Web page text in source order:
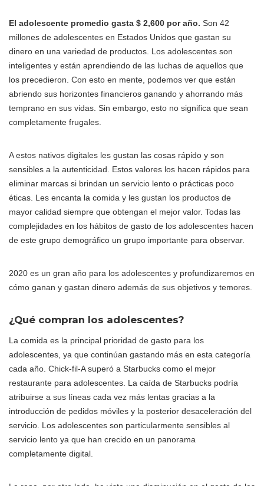
El adolescente promedio gasta $ 2,600 por año. Son 42
millones de adolescentes en Estados Unidos que gastan su
dinero en una variedad de productos. Los adolescentes son
inteligentes y están aprendiendo de las luchas de aquellos que
los precedieron. Con esto en mente, podemos ver que están
abriendo sus horizontes financieros ganando y ahorrando más
temprano en sus vidas. Sin embargo, esto no significa que sean
completamente frugales.
A estos nativos digitales les gustan las cosas rápido y son
sensibles a la autenticidad. Estos valores los hacen rápidos para
eliminar marcas si brindan un servicio lento o prácticas poco
éticas. Les encanta la comida y les gustan los productos de
mayor calidad siempre que obtengan el mejor valor. Todas las
complejidades en los hábitos de gasto de los adolescentes hacen
de este grupo demográfico un grupo importante para observar.
2020 es un gran año para los adolescentes y profundizaremos en
cómo ganan y gastan dinero además de sus objetivos y temores.
¿Qué compran los adolescentes?
La comida es la principal prioridad de gasto para los
adolescentes, ya que continúan gastando más en esta categoría
cada año. Chick-fil-A superó a Starbucks como el mejor
restaurante para adolescentes. La caída de Starbucks podría
atribuirse a sus líneas cada vez más lentas gracias a la
introducción de pedidos móviles y la posterior desaceleración del
servicio. Los adolescentes son particularmente sensibles al
servicio lento ya que han crecido en un panorama
completamente digital.